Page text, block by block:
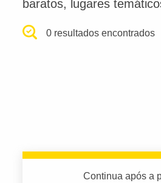
baratos, lugares
0 resultados encontrados
Continua após a